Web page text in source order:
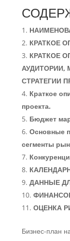
КРАТКОЕ
КРАТКОЕ
АУДИТОРИИ,
СТРАТЕГИИ
Краткое
проекта.
Бюджет
Основные
сегменты
ДАННЫЕ
ОЦЕНКА
Бизнес-план